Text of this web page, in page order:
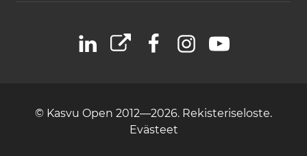
LinkedIn
X FacebookInstagramYouTube
© Kasvu Open 2012—2026. Rekisteriseloste.
Evästeet